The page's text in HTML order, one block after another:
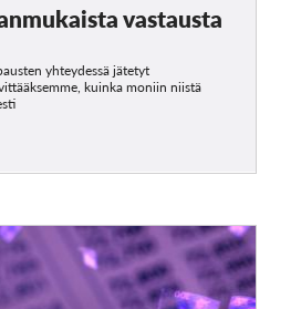
vastausta
yhteydessä jätetyt
kuinka moniin niistä